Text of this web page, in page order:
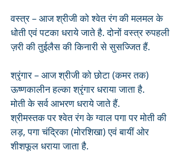
वस्त्र – आज श्रीजी को श्वेत रंग की मलमल के
धोती एवं पटका धराये जाते है. दोनों वस्त्र रुपहली
ज़री की तुईलैस की किनारी से सुसज्जित हैं.
श्रृंगार – आज श्रीजी को छोटा (कमर तक)
ऊष्णकालीन हल्का श्रृंगार धराया जाता है.
मोती के सर्व आभरण धराये जाते हैं.
श्रीमस्तक पर श्वेत रंग के ग्वाल पगा पर मोती की
लड़, पगा चंद्रिका (मोरशिखा) एवं बायीं ओर
शीशफूल धराया जाता है.